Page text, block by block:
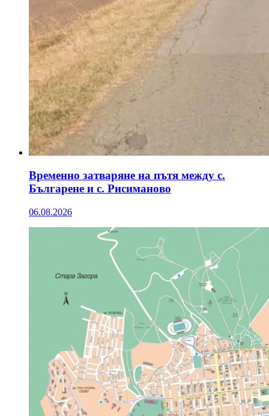
Временно затваряне на пътя между с.
Българене и с. Рисиманово
06.08.2026